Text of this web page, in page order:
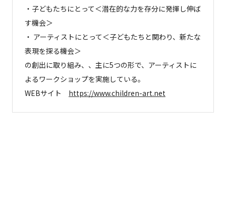
・子どもたちにとって＜潜在的な力を存分に発揮し伸ば
す機会＞
・ アーティストにとって＜子どもたちと関わり、新たな
表現を探る機会＞
の創出に取り組み、、主に5つの形で、アーティストに
よるワークショップを実施している。
WEBサイト https://www.children-art.net